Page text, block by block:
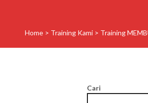
Home > Training Kami > Training
Cari